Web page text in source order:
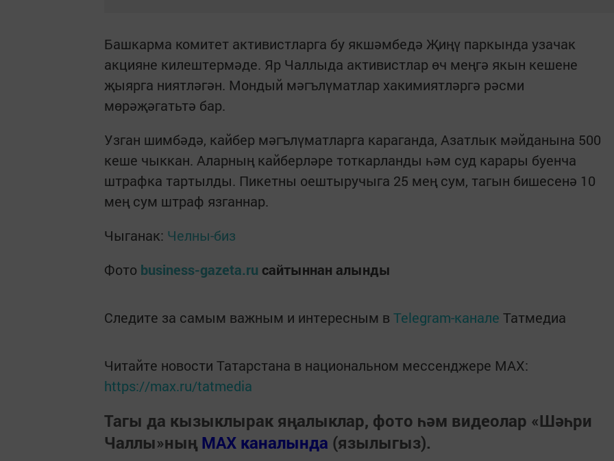
Башкарма комитет активистларга бу якшәмбедә Җиңү паркында узачак
акцияне килештермәде. Яр Чаллыда активистлар өч меңгә якын кешене
җыярга ниятләгән. Мондый мәгълүматлар хакимиятләргә рәсми
мөрәҗәгатьтә бар.
Узган шимбәдә, кайбер мәгълүматларга караганда, Азатлык мәйданына 500
кеше чыккан. Аларның кайберләре тоткарланды һәм суд карары буенча
штрафка тартылды. Пикетны оештыручыга 25 мең сум, тагын бишесенә 10
мең сум штраф язганнар.
Чыганак: Челны-биз
Фото business-gazeta.ru сайтыннан алынды
Следите за самым важным и интересным в Telegram-канале Татмедиа
Читайте новости Татарстана в национальном мессенджере MАХ:
https://max.ru/tatmedia
Тагы да кызыклырак яңалыклар, фото һәм видеолар «Шәһри
Чаллы»ның MAX каналында (язылыгыз).